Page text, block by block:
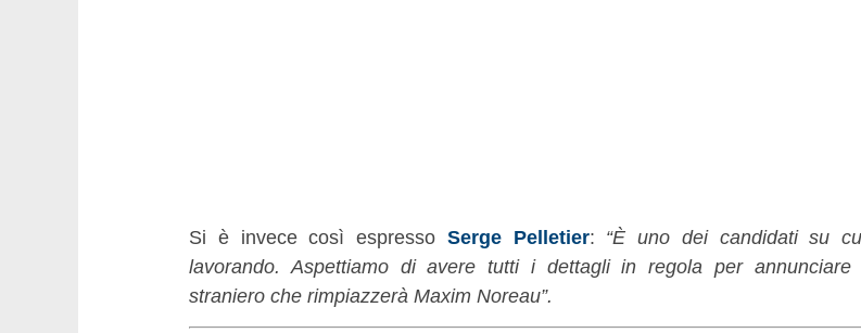
Si è invece così espresso Serge Pelletier: “È uno dei candidati su
lavorando. Aspettiamo di avere tutti i dettagli in regola per annunciare
straniero che rimpiazzerà Maxim Noreau”.